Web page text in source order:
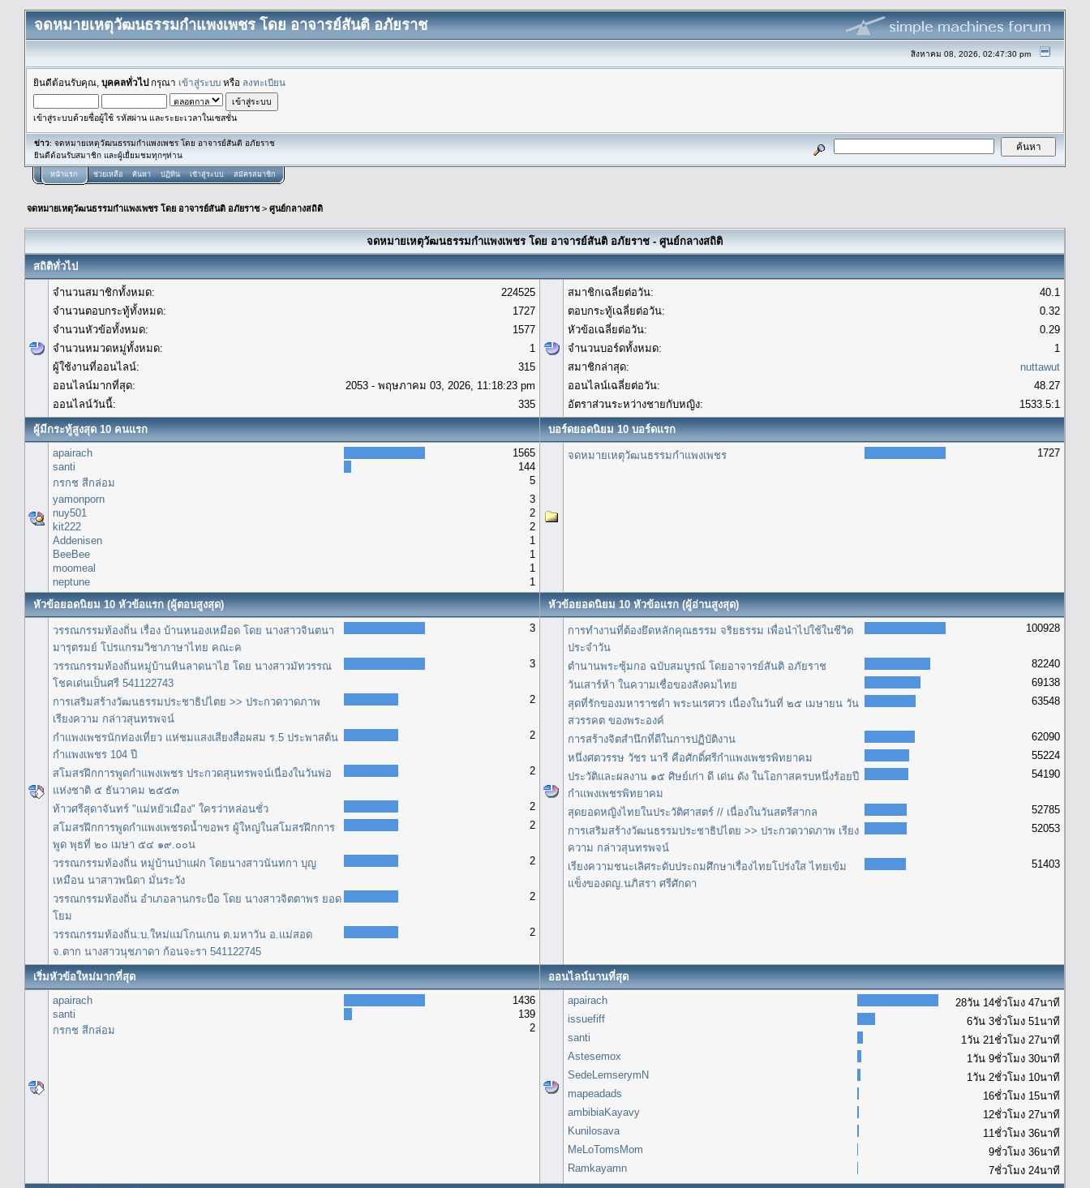
จดหมายเหตุวัฒนธรรมกำแพงเพชร โดย อาจารย์สันติ อภัยราช
สิงหาคม 08, 2026, 02:47:30 pm
ยินดีต้อนรับคุณ, บุคคลทั่วไปกรุณา เข้าสู่ระบบ หรือ ลงทะเบียน
เข้าสู่ระบบด้วยชื่อผู้ใช้ รหัสผ่าน และระยะเวลาในเซสชั่น
ข่าว: จดหมายเหตุวัฒนธรรมกำแพงเพชร โดย อาจารย์สันติ อภัยราช
ยินดีต้อนรับสมาชิก และผู้เยื่ยมชมทุกๆท่าน
หน้าแรก ช่วยเหลือ ค้นหา ปฏิทิน เข้าสู่ระบบ สมัครสมาชิก
จดหมายเหตุวัฒนธรรมกำแพงเพชร โดย อาจารย์สันติ อภัยราช> ศูนย์กลางสถิติ
จดหมายเหตุวัฒนธรรมกำแพงเพชร โดย อาจารย์สันติ อภัยราช - ศูนย์กลางสถิติ
สถิติทั่วไป
จำนวนสมาชิกทั้งหมด:
224525
จำนวนตอบกระทู้ทั้งหมด:
1727
จำนวนหัวข้อทั้งหมด:
1577
จำนวนหมวดหมู่ทั้งหมด:
1
ผู้ใช้งานที่ออนไลน์:
315
ออนไลน์มากที่สุด:
2053 - พฤษภาคม 03, 2026, 11:18:23 pm
ออนไลน์วันนี้:
335
สมาชิกเฉลี่ยต่อวัน:
40.1
ตอบกระทู้เฉลี่ยต่อวัน:
0.32
หัวข้อเฉลี่ยต่อวัน:
0.29
จำนวนบอร์ดทั้งหมด:
1
สมาชิกล่าสุด:
nuttawut
ออนไลน์เฉลี่ยต่อวัน:
48.27
อัตราส่วนระหว่างชายกับหญิง:
1533.5:1
ผู้มีกระทู้สูงสุด 10 คนแรก
บอร์ดยอดนิยม 10 บอร์ดแรก
apairach
1565
santi
144
กรกช สีกล่อม
5
yamonporn
3
nuy501
2
kit222
2
Addenisen
1
BeeBee
1
moomeal
1
neptune
1
จดหมายเหตุวัฒนธรรมกำแพงเพชร 1727
หัวข้อยอดนิยม 10 หัวข้อแรก (ผู้ตอบสูงสุด) หัวข้อยอดนิยม 10 หัวข้อแรก (ผู้อ่านสูงสุด)
วรรณกรรมท้องถิ่น เรื่อง บ้านหนองเหมือด โดย นางสาวจินตนา
มารุตรมย์ โปรแกรมวิชาภาษาไทย คณะค
3
วรรณกรรมท้องถิ่นหมู่บ้านหินลาดนาไฮ โดย นางสาวมัทวรรณ
โชคเด่นเป็นศรี 541122743
3
การเสริมสร้างวัฒนธรรมประชาธิปไตย >> ประกวดวาดภาพ
เรียงความ กล่าวสุนทรพจน์
2
กำแพงเพชรนักท่องเที่ยว แห่ชมแสงเสียงสื่อผสม ร.5 ประพาสต้น
กำแพงเพชร 104 ปี
2
สโมสรฝึกการพูดกำแพงเพชร ประกวดสุนทรพจน์เนื่องในวันพ่อ
แห่งชาติ ๕ ธันวาคม ๒๕๕๓
2
ท้าวศรีสุดาจันทร์ "แม่หยัวเมือง" ใครว่าหล่อนชั่ว
2
สโมสรฝึกการพูดกำแพงเพชรดน้ำขอพร ผู้ใหญ่ในสโมสรฝึกการ
พูด พุธที่ ๒๐ เมษา ๕๔ ๑๙.๐๐น
2
วรรณกรรมท้องถิ่น หมู่บ้านป่าแฝก โดยนางสาวนันทกา บุญ
เหมือน นาสาวพนิดา มั่นระวัง
2
วรรณกรรมท้องถิ่น อำเภอลานกระบือ โดย นางสาวจิตตาพร ยอด
โยม
2
วรรณกรรมท้องถิ่น:บ.ใหม่แม่โกนเกน ต.มหาวัน อ.แม่สอด
จ.ตาก นางสาวนุชภาดา ก้อนจะรา 541122745
2
การทำงานที่ต้องยึดหลักคุณธรรม จริยธรรม เพื่อนำไปใช้ในชีวิต
ประจำวัน
100928
ตำนานพระซุ้มกอ ฉบับสมบูรณ์ โดยอาจารย์สันติ อภัยราช
82240
วันเสาร์ห้า ในความเชื่อของสังคมไทย
69138
สุดที่รักของมหาราชดำ พระนเรศวร เนื่องในวันที่ ๒๕ เมษายน วัน
สวรรคต ของพระองค์
63548
การสร้างจิตสำนึกที่ดีในการปฏิบัติงาน
62090
หนึ่งศตวรรษ วัชร นารี คือศักดิ์ศรีกำแพงเพชรพิทยาคม
55224
ประวัติและผลงาน ๑๕ ศิษย์เก่า ดี เด่น ดัง ในโอกาสครบหนึ่งร้อยปี
กำแพงเพชรพิทยาคม
54190
สุดยอดหญิงไทยในประวัติศาสตร์ // เนื่องในวันสตรีสากล
52785
การเสริมสร้างวัฒนธรรมประชาธิปไตย >> ประกวดวาดภาพ เรียง
ความ กล่าวสุนทรพจน์
52053
เรียงความชนะเลิศระดับประถมศึกษาเรื่องไทยโปร่งใส ไทยเข้ม
แข็งของดญ.นภิสรา ศรีศักดา
51403
เริ่มหัวข้อใหม่มากที่สุด
ออนไลน์นานที่สุด
apairach
1436
santi
139
กรกช สีกล่อม
2
apairach
28วัน 14ชั่วโมง 47นาที
issuefiff
6วัน 3ชั่วโมง 51นาที
santi
1วัน 21ชั่วโมง 27นาที
Astesemox
1วัน 9ชั่วโมง 30นาที
SedeLemserymN
1วัน 2ชั่วโมง 10นาที
mapeadads
16ชั่วโมง 15นาที
ambibiaKayavy
12ชั่วโมง 27นาที
Kunilosava
11ชั่วโมง 36นาที
MeLoTomsMom
9ชั่วโมง 36นาที
Ramkayamn
7ชั่วโมง 24นาที